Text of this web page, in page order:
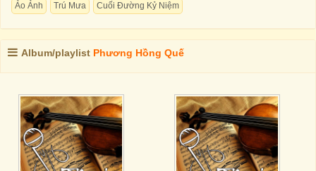
Ảo Ảnh
Trú Mưa Cuối Đường Kỷ Niệm
Album/playlist Phương Hồng Quế